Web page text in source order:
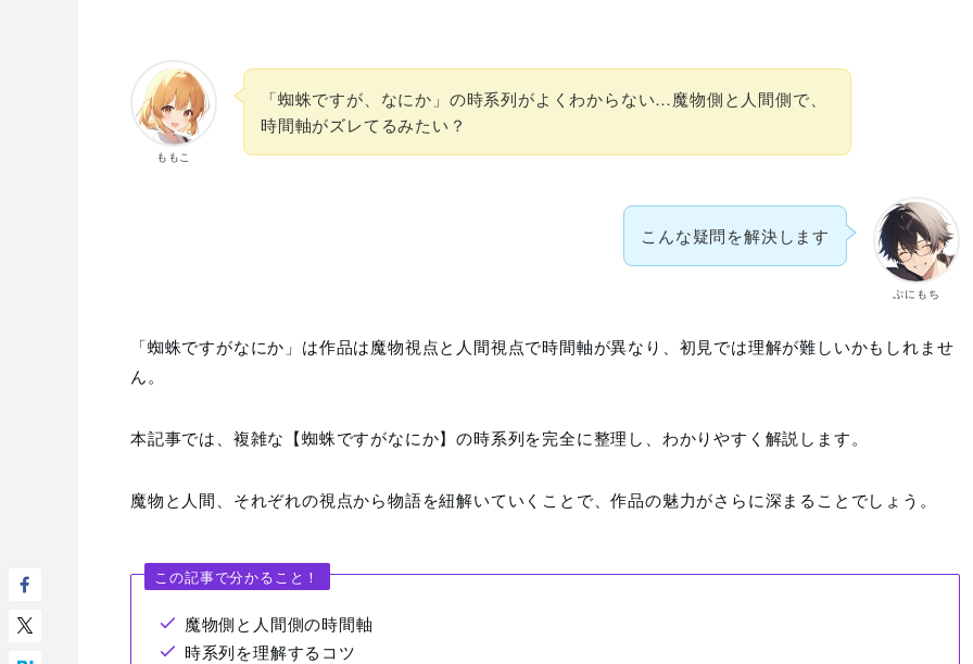
ももこ
「蜘蛛ですが、なにか」の時系列がよくわからない…魔物側と人間側で、
時間軸がズレてるみたい？
ぷにもち
こんな疑問を解決します
「蜘蛛ですがなにか」は作品は魔物視点と人間視点で時間軸が異なり、初見では理解が難しいかもしれませ
ん。
本記事では、複雑な【蜘蛛ですがなにか】の時系列を完全に整理し、わかりやすく解説します。
魔物と人間、それぞれの視点から物語を紐解いていくことで、作品の魅力がさらに深まることでしょう。
この記事で分かること！
魔物側と人間側の時間軸
時系列を理解するコツ